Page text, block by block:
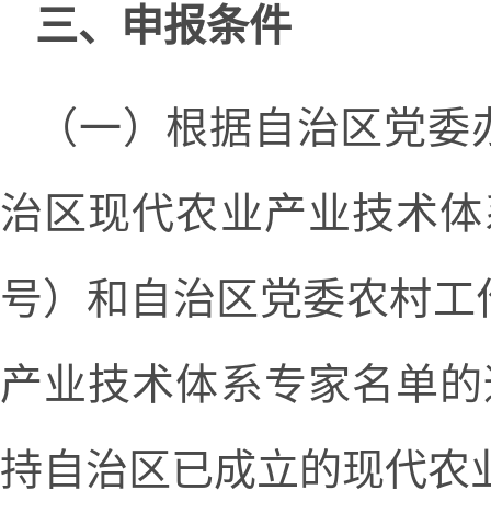
三、申报条件
（一）根据自治区党
治区现代农业产业技术
号）和自治区党委农村
产业技术体系专家名单
持自治区已成立的现代农